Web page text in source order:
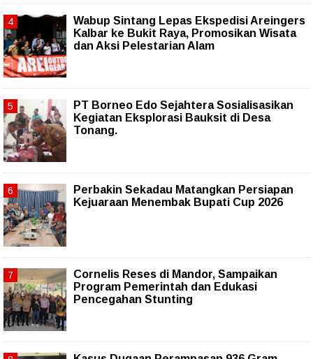
Wabup Sintang Lepas Ekspedisi Areingers
Kalbar ke Bukit Raya, Promosikan Wisata
dan Aksi Pelestarian Alam
PT Borneo Edo Sejahtera Sosialisasikan
Kegiatan Eksplorasi Bauksit di Desa
Tonang.
Perbakin Sekadau Matangkan Persiapan
Kejuaraan Menembak Bupati Cup 2026
Cornelis Reses di Mandor, Sampaikan
Program Pemerintah dan Edukasi
Pencegahan Stunting